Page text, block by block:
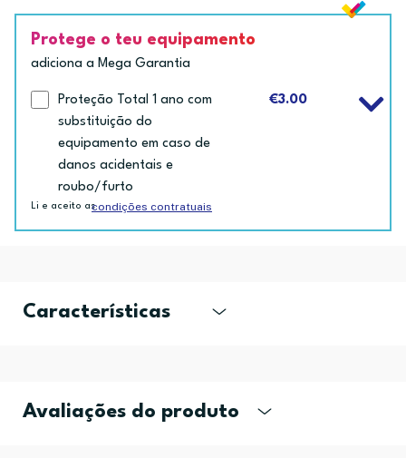
Protege o teu equipamento
adiciona a Mega Garantia
Proteção Total 1 ano com
substituição do
equipamento em caso de
danos acidentais e
roubo/furto
€3.00
Li e aceito ascondições contratuais
Características
Avaliações do produto